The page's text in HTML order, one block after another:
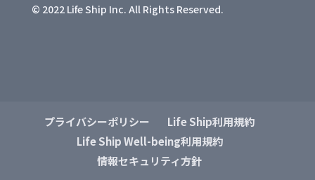
© 2022 Life Ship Inc. All Rights Reserved.
プライバシーポリシー
Life Ship利用規約
Life Ship Well-being利用規約
情報セキュリティ方針